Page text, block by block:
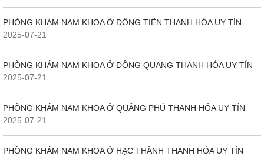
PHÒNG KHÁM NAM KHOA Ở ĐÔNG TIẾN THANH HÓA UY TÍN
2025-07-21
PHÒNG KHÁM NAM KHOA Ở ĐÔNG QUANG THANH HÓA UY TÍN
2025-07-21
PHÒNG KHÁM NAM KHOA Ở QUẢNG PHÚ THANH HÓA UY TÍN
2025-07-21
PHÒNG KHÁM NAM KHOA Ở HẠC THÀNH THANH HÓA UY TÍN